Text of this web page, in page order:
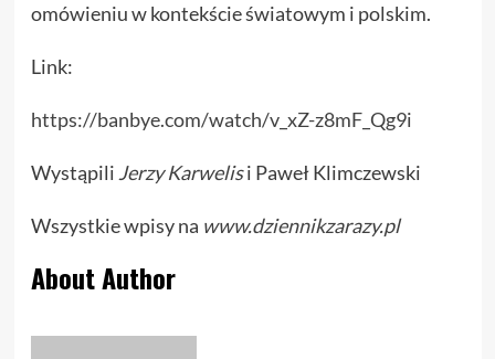
omówieniu w kontekście światowym i polskim.
Link:
https://banbye.com/watch/v_xZ-z8mF_Qg9i
Wystąpili Jerzy Karwelisi Paweł Klimczewski
Wszystkie wpisy na www.dziennikzarazy.pl
About Author